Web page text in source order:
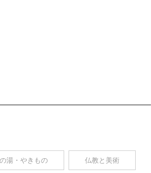
湯・やきもの 仏教と美術